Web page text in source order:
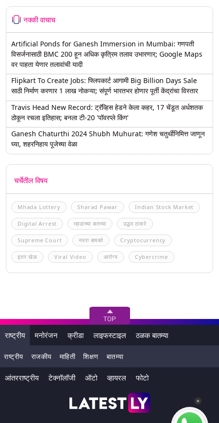
नक्की वाचाच
Artificial Ponds for Ganesh Immersion in Mumbai: गणपती
विसर्जनासाठी BMC 200 हून अधिक कृत्रिम तलाव उभारणार; Google Maps
वर पाहता येणार तलावांची यादी
Flipkart To Create Jobs: फ्लिपकार्ट आगामी Big Billion Days Sale
साठी निर्माण करणार 1 लाख नोकऱ्या; संपूर्ण भारतभर होणार पूर्ती केंद्रांचा विस्तार
Travis Head New Record: ट्रॅव्हिस हेडने केला कहर, 17 चेंडूत अर्धशतक
ठोकून रचला इतिहास; बनला टी-20 'पॉवरप्ले किंग'
Ganesh Chaturthi 2024 Shubh Muhurat: गणेश चतुर्थीनिमित्त जाणून
घ्या, शहरनिहाय पूजेच्या वेळा
चर्चेतील विषय
Mhada Lottery Sharad Pawar Indian Stock Market
Digital Arrest म्हाडाच्या बातम्या उद्धव ठाकरे
Supreme Court नवरा बायको Cryptocurrency
इतर खेळ Viral Video आरोग्य Cybercrime
राष्ट्रीय मनोरंजन क्रीडा लाइफस्टाइल ठळक बातम्या
राष्ट्रीय राजकीय माहिती शिक्षण बातम्या
आंतरराष्ट्रीय टेक्नॉलॉजी ऑटो व्हायरल फोटो